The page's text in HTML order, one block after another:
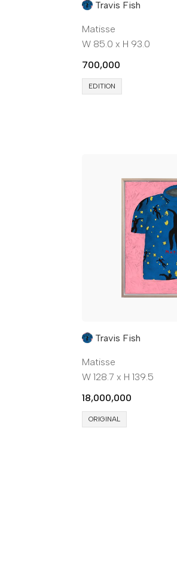
Travis Fish
Matisse
W 85.0 x H 93.0
700,000
EDITION
Travis Fish
Matisse
W 128.7 x H 139.5
18,000,000
ORIGINAL